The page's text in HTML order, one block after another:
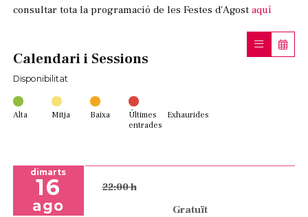
consultar tota la programació de les Festes d'Agost aquí
Calendari i Sessions
Disponibilitat
Alta Mitja Baixa
Últimes
entrades
Exhaurides
dimarts
16
ago
22:00 h
Gratuït